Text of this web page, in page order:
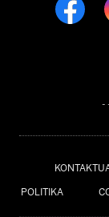
POLITIKA